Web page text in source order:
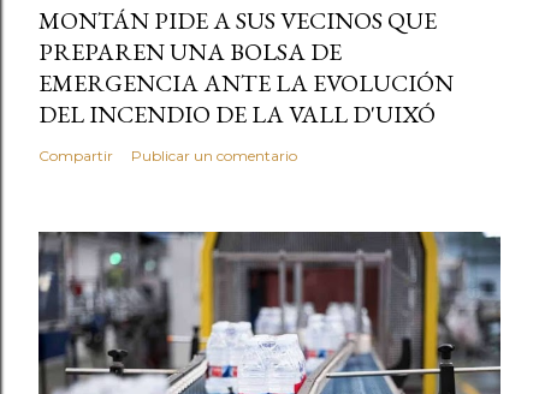
MONTÁN PIDE A SUS VECINOS QUE
PREPAREN UNA BOLSA DE
EMERGENCIA ANTE LA EVOLUCIÓN
DEL INCENDIO DE LA VALL D'UIXÓ
Compartir Publicar un comentario